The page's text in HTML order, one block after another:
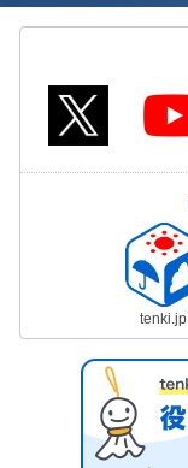
tenki.jp